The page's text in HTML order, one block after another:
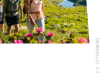
V. LOTTENBERG